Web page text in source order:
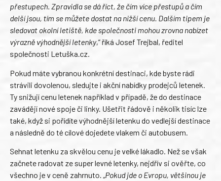
přestupech. Zpravidla se dá říct, že čím více přestupů a čím
delší jsou, tím se můžete dostat na nižší cenu. Dalším tipem je
sledovat okolní letiště, kde společnosti mohou zrovna nabízet
výrazně výhodnější letenky,“ říká Josef Trejbal, ředitel
společnosti Letuška.cz.
Pokud máte vybranou konkrétní destinaci, kde byste rádi
strávili dovolenou, sledujte i akční nabídky prodejců letenek.
Ty snižují cenu letenek například v případě, že do destinace
zavádějí nové spoje či linky. Ušetřit řádově i několik tisíc lze
také, když si pořídíte výhodnější letenku do vedlejší destinace
a následně do té cílové dojedete vlakem či autobusem.
Sehnat letenku za skvělou cenu je velké lákadlo. Než se však
začnete radovat ze super levné letenky, nejdřív si ověřte, co
všechno je v ceně zahrnuto. „Pokud jde o Evropu, většinou je